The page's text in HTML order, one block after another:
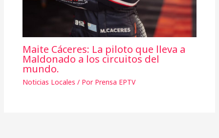
Maite Cáceres: La piloto que lleva a
Maldonado a los circuitos del
mundo.
Noticias Locales / Por Prensa EPTV